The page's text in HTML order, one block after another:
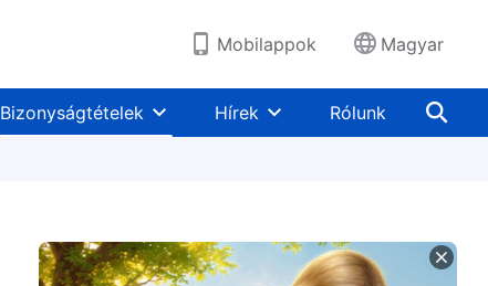
Mobilappok Magyar
Bizonyságtételek Hírek Rólunk